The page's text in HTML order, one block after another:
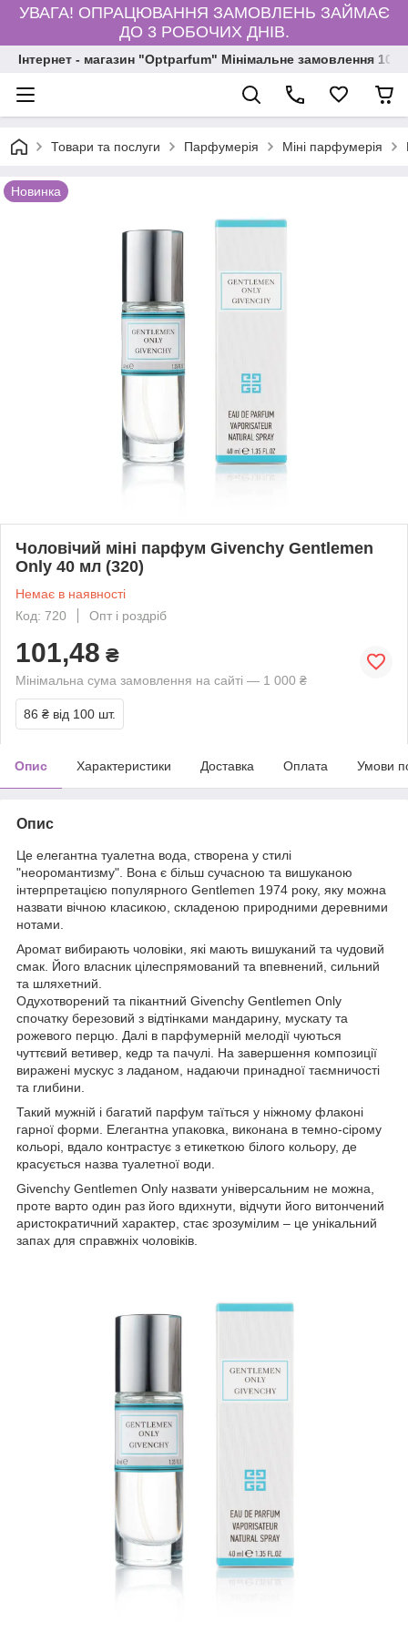
УВАГА! ОПРАЦЮВАННЯ ЗАМОВЛЕНЬ ЗАЙМАЄ
ДО 3 РОБОЧИХ ДНІВ.
Інтернет - магазин "Optparfum" Мінімальне замовлення
Товари та послуги Парфумерія Міні парфумерія
Новинка
Чоловічий міні парфум Givenchy Gentlemen
Only 40 мл (320)
Немає в наявності
Код: 720
Опт і роздріб
101,48 ₴
Мінімальна сума замовлення на сайті — 1 000 ₴
86 ₴ від 100 шт.
Опис Характеристики Доставка Оплата Умови
Опис
Це елегантна туалетна вода, створена у стилі
"неоромантизму". Вона є більш сучасною та вишуканою
інтерпретацією популярного Gentlemen 1974 року, яку можна
назвати вічною класикою, складеною природними деревними
нотами.
Аромат вибирають чоловіки, які мають вишуканий та чудовий
смак. Його власник цілеспрямований та впевнений, сильний
та шляхетний.
Одухотворений та пікантний Givenchy Gentlemen Only
спочатку березовий з відтінками мандарину, мускату та
рожевого перцю. Далі в парфумерній мелодії чуються
чуттєвий ветивер, кедр та пачулі. На завершення композиції
виражені мускус з ладаном, надаючи принадної таємничості
та глибини.
Такий мужній і багатий парфум таїться у ніжному флаконі
гарної форми. Елегантна упаковка, виконана в темно-сірому
кольорі, вдало контрастує з етикеткою білого кольору, де
красується назва туалетної води.
Givenchy Gentlemen Only назвати універсальним не можна,
проте варто один раз його вдихнути, відчути його витончений
аристократичний характер, стає зрозумілим – це унікальний
запах для справжніх чоловіків.